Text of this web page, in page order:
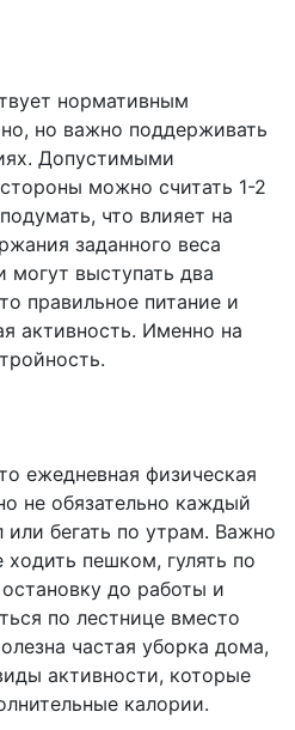
нормативным
но важно поддерживать
Допустимыми
можно считать 1-2
что влияет на
заданного веса
выступать два
правильное питание и
активность. Именно на
ежедневная физическая
не обязательно каждый
или бегать по утрам. Важно
пешком, гулять по
до работы и
по лестнице вместо
частая уборка дома,
активности, которые
калории.